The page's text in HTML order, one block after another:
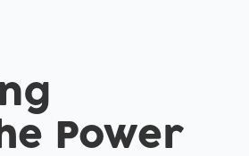
Power